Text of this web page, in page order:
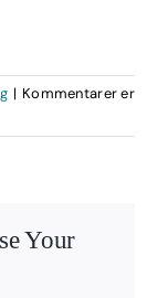
| Kommentarer er
Your